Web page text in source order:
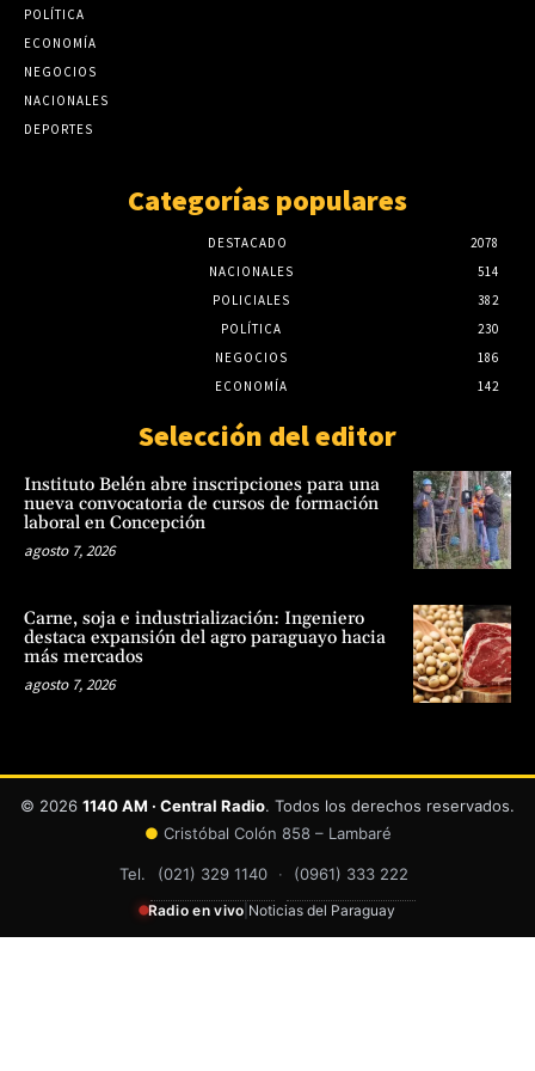
POLÍTICA
ECONOMÍA
NEGOCIOS
NACIONALES
DEPORTES
Categorías populares
DESTACADO
2078
NACIONALES
514
POLICIALES
382
POLÍTICA
230
NEGOCIOS
186
ECONOMÍA
142
Selección del editor
Instituto Belén abre inscripciones para una
nueva convocatoria de cursos de formación
laboral en Concepción
agosto 7, 2026
Carne, soja e industrialización: Ingeniero
destaca expansión del agro paraguayo hacia
más mercados
agosto 7, 2026
© 2026 1140 AM · Central Radio. Todos los derechos reservados.
● Cristóbal Colón 858 – Lambaré
Tel. (021) 329 1140 · (0961) 333 222
Radio en vivo Noticias del Paraguay